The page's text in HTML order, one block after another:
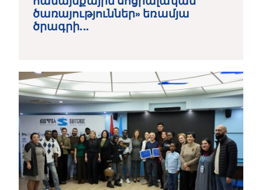
ծառայություններ» եռամյա
ծրագրի...